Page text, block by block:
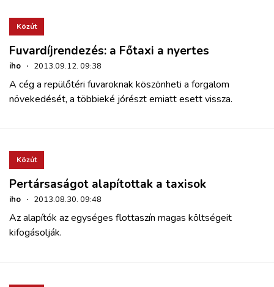
Közút
Fuvardíjrendezés: a Főtaxi a nyertes
iho · 2013.09.12. 09:38
A cég a repülőtéri fuvaroknak köszönheti a forgalom
növekedését, a többieké jórészt emiatt esett vissza.
Közút
Pertársaságot alapítottak a taxisok
iho · 2013.08.30. 09:48
Az alapítók az egységes flottaszín magas költségeit
kifogásolják.